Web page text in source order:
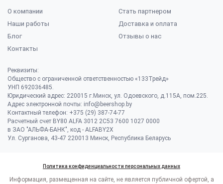
О компании
Стать партнером
Наши работы
Доставка и оплата
Блог
Отзывы о нас
Контакты
Реквизиты:
Общество с ограниченной ответственностью «133Трейд»
УНП 692036485​.
Юридический адрес: 220015 г.Минск, ул. Одоевского, д.115А, пом.225.
Адрес электронной почты: info@beershop.by
Контактный телефон: +375 (29) 387-74-77
Расчетный счет BY80 ALFA 3012 2C53 7600 1027 0000
в ЗАО "АЛЬФА-БАНК", код - ALFABY2X
Ул. Сурганова, 43-47 220013 Минск, Республика Беларусь
Политика конфиденциальности персональных данных
Информация, размещенная на сайте, не является публичной офертой, а